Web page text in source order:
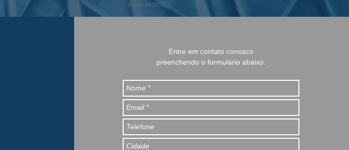
janeiro de 2013
Entre em contato conosco
preenchendo o formulário abaixo.